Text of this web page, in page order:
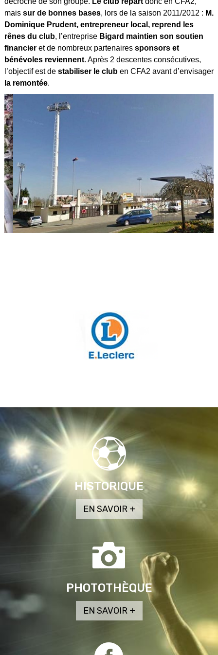
mais sur de bonnes bases, lors de la saison 2011/2012 : M.
Dominique Prudent, entrepreneur local, reprend les
rênes du club, l’entreprise Bigard maintien son soutien
financier et de nombreux partenaires sponsors et
bénévoles reviennent. Après 2 descentes consécutives,
l’objectif est de stabiliser le club en CFA2 avant d’envisager
la remontée.
HISTORIQUE
PHOTOTHÈQUE